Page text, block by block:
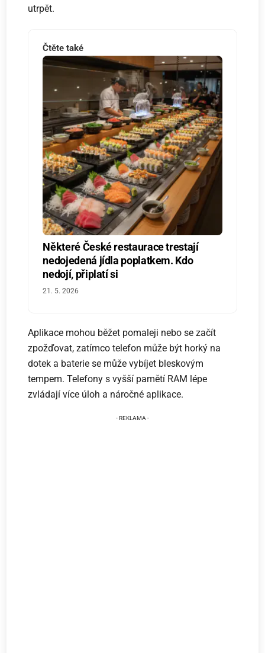
utrpět.
Čtěte také
Některé České restaurace trestají
nedojedená jídla poplatkem. Kdo
nedojí, připlatí si
21. 5. 2026
Aplikace mohou běžet pomaleji nebo se začít
zpožďovat, zatímco telefon může být horký na
dotek a baterie se může vybíjet bleskovým
tempem. Telefony s vyšší pamětí RAM lépe
zvládají více úloh a náročné aplikace.